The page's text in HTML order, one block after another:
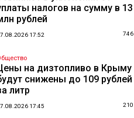
налогов на сумму в 13
рублей
17:52 746
на дизтопливо в Крыму
снижены до 109 рублей
литр
17:45 210